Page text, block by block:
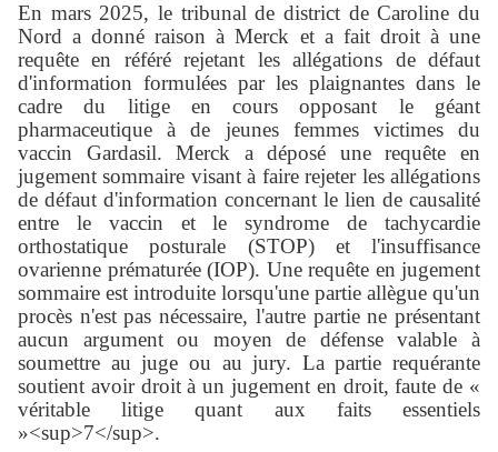
En mars 2025, le tribunal de district de Caroline du
Nord a donné raison à Merck et a fait droit à une
requête en référé rejetant les allégations de défaut
d'information formulées par les plaignantes dans le
cadre du litige en cours opposant le géant
pharmaceutique à de jeunes femmes victimes du
vaccin Gardasil. Merck a déposé une requête en
jugement sommaire visant à faire rejeter les allégations
de défaut d'information concernant le lien de causalité
entre le vaccin et le syndrome de tachycardie
orthostatique posturale (STOP) et l'insuffisance
ovarienne prématurée (IOP). Une requête en jugement
sommaire est introduite lorsqu'une partie allègue qu'un
procès n'est pas nécessaire, l'autre partie ne présentant
aucun argument ou moyen de défense valable à
soumettre au juge ou au jury. La partie requérante
soutient avoir droit à un jugement en droit, faute de «
véritable litige quant aux faits essentiels
»<sup>7</sup>.